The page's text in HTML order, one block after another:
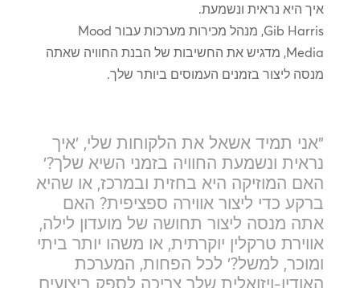
איך היא נראית ונשמעת.
Gib Harris, מנהל מכירות מערכות עבור Mood
Media, מדגיש את החשיבות של הבנת החוויה שאתה
מנסה ליצור בזמנים העמוסים ביותר שלך.
"אני תמיד אשאל את הלקוחות שלי, 'איך
נראית ונשמעת החוויה בזמני השיא שלך?'
האם המוזיקה היא בחזית ובמרכז, או שהיא
ברקע כדי ליצור אווירה ספציפית? האם
אתה מנסה ליצור תחושה של מועדון לילה,
אווירת טרקלין יוקרתית, או משהו יותר ביתי
ומוכר, למשל?' לכל הפחות, המערכת
האודיו-ויזואלית שלך צריכה לספק ביצועים